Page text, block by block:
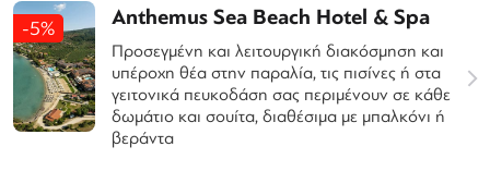
-5% Anthemus Sea Beach Hotel & Spa
Προσεγμένη και λειτουργική διακόσμηση και
υπέροχη θέα στην παραλία, τις πισίνες ή στα
γειτονικά πευκοδάση σας περιμένουν σε κάθε
δωμάτιο και σουίτα, διαθέσιμα με μπαλκόνι ή
βεράντα